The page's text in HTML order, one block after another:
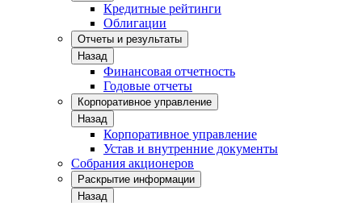
Кредитные рейтинги
Облигации
Отчеты и результаты
Назад
Финансовая отчетность
Годовые отчеты
Корпоративное управление
Назад
Корпоративное управление
Устав и внутренние документы
Собрания акционеров
Раскрытие информации
Назад